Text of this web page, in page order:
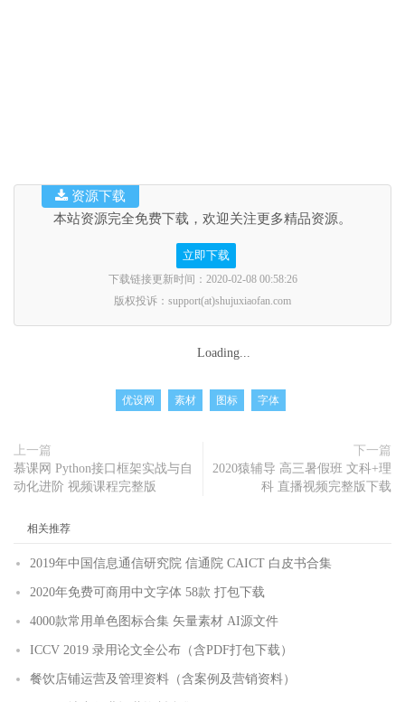
本站资源完全免费下载，欢迎关注更多精品资源。
立即下载
下载链接更新时间：2020-02-08 00:58:26
版权投诉：support(at)shujuxiaofan.com
资源下载
Loading...
优设网 素材 图标 字体
上一篇
慕课网 Python接口框架实战与自
动化进阶 视频课程完整版
下一篇
2020猿辅导 高三暑假班 文科+理
科 直播视频完整版下载
相关推荐
2019年中国信息通信研究院 信通院 CAICT 白皮书合集
2020年免费可商用中文字体 58款 打包下载
4000款常用单色图标合集 矢量素材 AI源文件
ICCV 2019 录用论文全公布（含PDF打包下载）
餐饮店铺运营及管理资料（含案例及营销资料）